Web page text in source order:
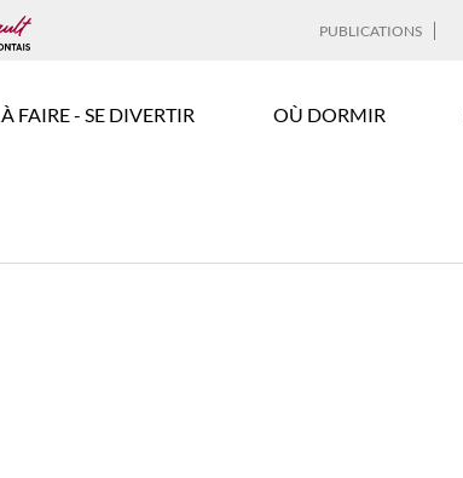
PUBLICATIONS
À FAIRE - SE DIVERTIR OÙ DORMIR